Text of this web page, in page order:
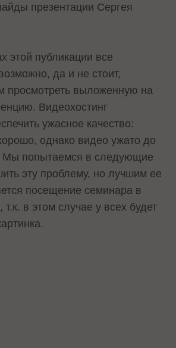
презентации Сергея
этой публикации все
да и не стоит,
просмотреть выложенную на
Видеохостинг
ужасное качество:
однако видео ужато до
Мы попытаемся в следующие
эту проблему, но лучшим ее
посещение семинара в
в этом случае у всех будет